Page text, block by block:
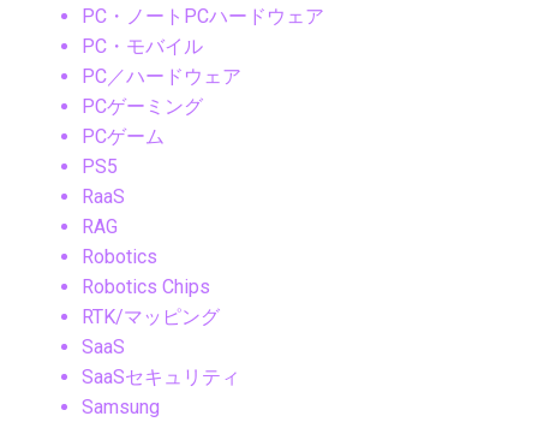
PC・ノートPCハードウェア
PC・モバイル
PC／ハードウェア
PCゲーミング
PCゲーム
PS5
RaaS
RAG
Robotics
Robotics Chips
RTK/マッピング
SaaS
SaaSセキュリティ
Samsung